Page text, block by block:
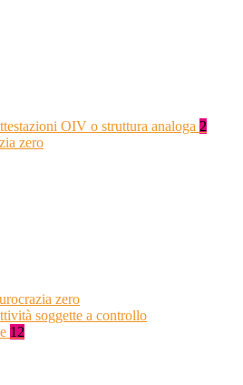
OIV o struttura analoga 2
zero
zero
soggette a controllo
12